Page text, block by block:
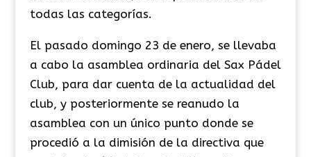
todas las categorías.
El pasado domingo 23 de enero, se llevaba
a cabo la asamblea ordinaria del Sax Pádel
Club, para dar cuenta de la actualidad del
club, y posteriormente se reanudo la
asamblea con un único punto donde se
procedió a la dimisión de la directiva que